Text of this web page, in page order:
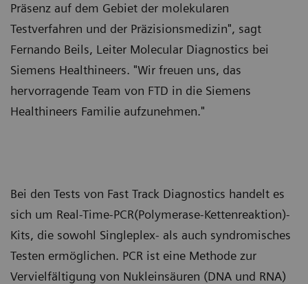
Präsenz auf dem Gebiet der molekularen
Testverfahren und der Präzisionsmedizin", sagt
Fernando Beils, Leiter Molecular Diagnostics bei
Siemens Healthineers. "Wir freuen uns, das
hervorragende Team von FTD in die Siemens
Healthineers Familie aufzunehmen."
Bei den Tests von Fast Track Diagnostics handelt es
sich um Real-Time-PCR(Polymerase-Kettenreaktion)-
Kits, die sowohl Singleplex- als auch syndromisches
Testen ermöglichen. PCR ist eine Methode zur
Vervielfältigung von Nukleinsäuren (DNA und RNA)